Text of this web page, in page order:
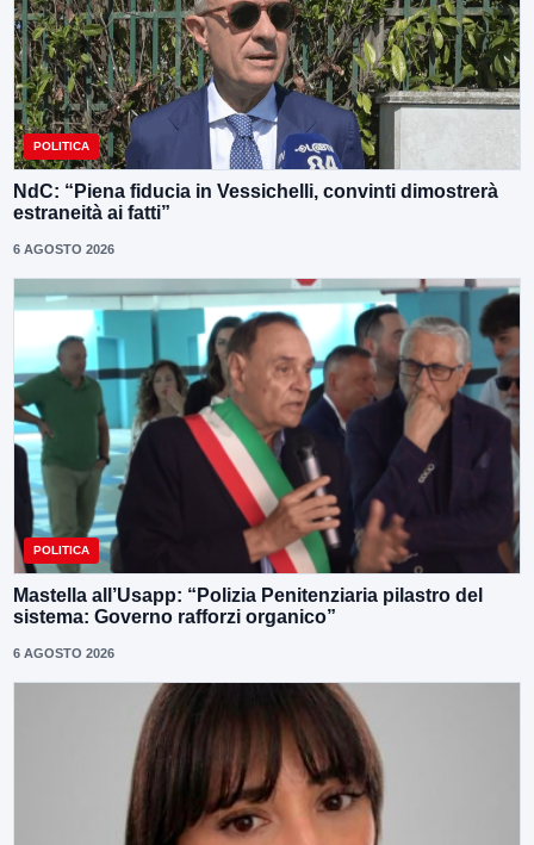
POLITICA
NdC: “Piena fiducia in Vessichelli, convinti dimostrerà
estraneità ai fatti”
6 AGOSTO 2026
POLITICA
Mastella all’Usapp: “Polizia Penitenziaria pilastro del
sistema: Governo rafforzi organico”
6 AGOSTO 2026